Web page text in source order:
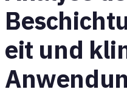
eit und